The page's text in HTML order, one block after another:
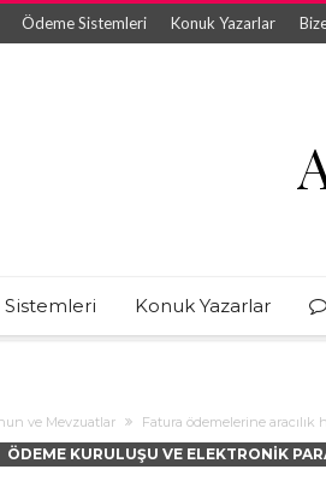
Ödeme Sistemleri Konuk Yazarlar
Konuk Yazarlar
ve Mevzuatlar Fatura ödemelerine
ÖDEME KURULUŞU VE ELEKTRONIK